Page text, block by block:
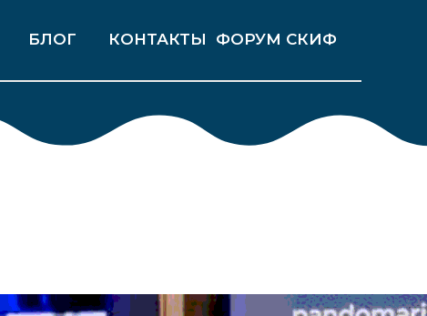
КОНТАКТЫ ФОРУМ СКИФ
БЛОГ